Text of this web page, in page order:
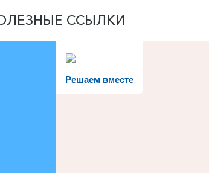
ССЫЛКИ
Решаем вместе